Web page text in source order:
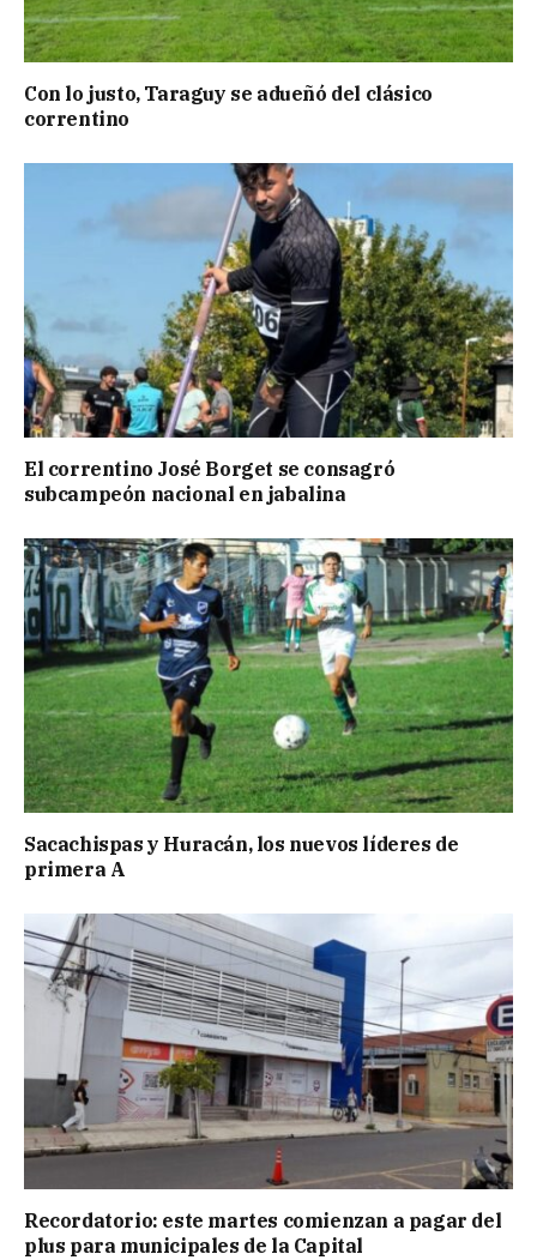
Con lo justo, Taraguy se adueñó del clásico
correntino
El correntino José Borget se consagró
subcampeón nacional en jabalina
Sacachispas y Huracán, los nuevos líderes de
primera A
Recordatorio: este martes comienzan a pagar del
plus para municipales de la Capital